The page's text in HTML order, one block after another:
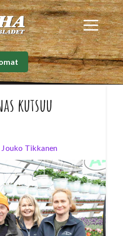
kutsuu
Jouko Tikkanen
on kerrytettävä
myyntisesongin
panostaa
ja palveluun.
Urmalan veljekset
artikkeli Puutarha-
5/2024, katso video